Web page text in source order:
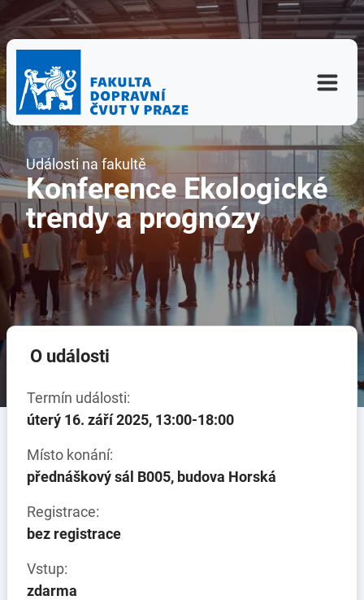
Události na fakultě
Konference Ekologické
trendy a prognózy
O události
Termín události:
úterý 16. září 2025, 13:00-18:00
Místo konání:
přednáškový sál B005, budova Horská
Registrace:
bez registrace
Vstup:
zdarma